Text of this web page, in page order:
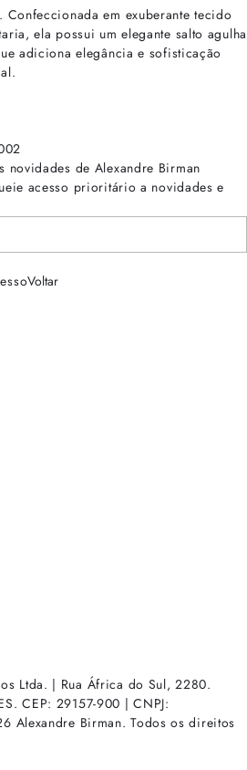
Confeccionada em exuberante tecido
ela possui um elegante salto agulha
adiciona elegância e sofisticação
novidades de Alexandre Birman
acesso prioritário a novidades e
Voltar
Ltda. | Rua África do Sul, 2280.
CEP: 29157-900 | CNPJ:
Alexandre Birman. Todos os direitos